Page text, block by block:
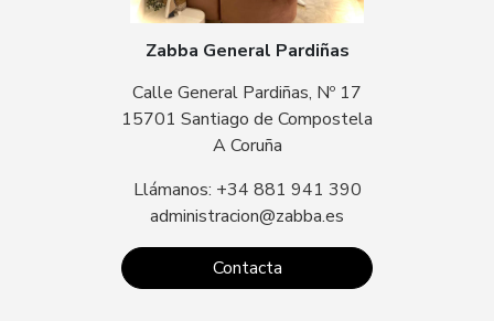
Zabba General Pardiñas
Calle General Pardiñas, Nº 17
15701 Santiago de Compostela
A Coruña
Llámanos: +34 881 941 390
administracion@zabba.es
Contacta